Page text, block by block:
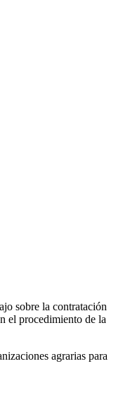
sobre la contratación
el procedimiento de la
agrarias para